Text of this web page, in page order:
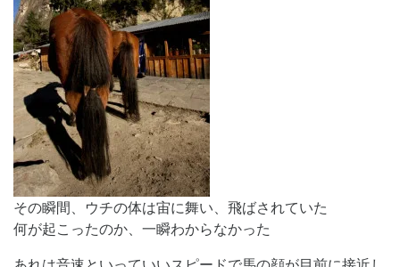
その瞬間、ウチの体は宙に舞い、飛ばされていた
何が起こったのか、一瞬わからなかった